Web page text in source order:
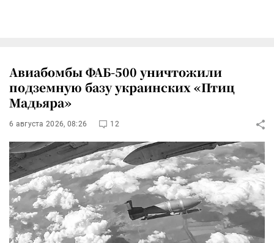
Авиабомбы ФАБ-500 уничтожили
подземную базу украинских «Птиц
Мадьяра»
6 августа 2026, 08:26 12